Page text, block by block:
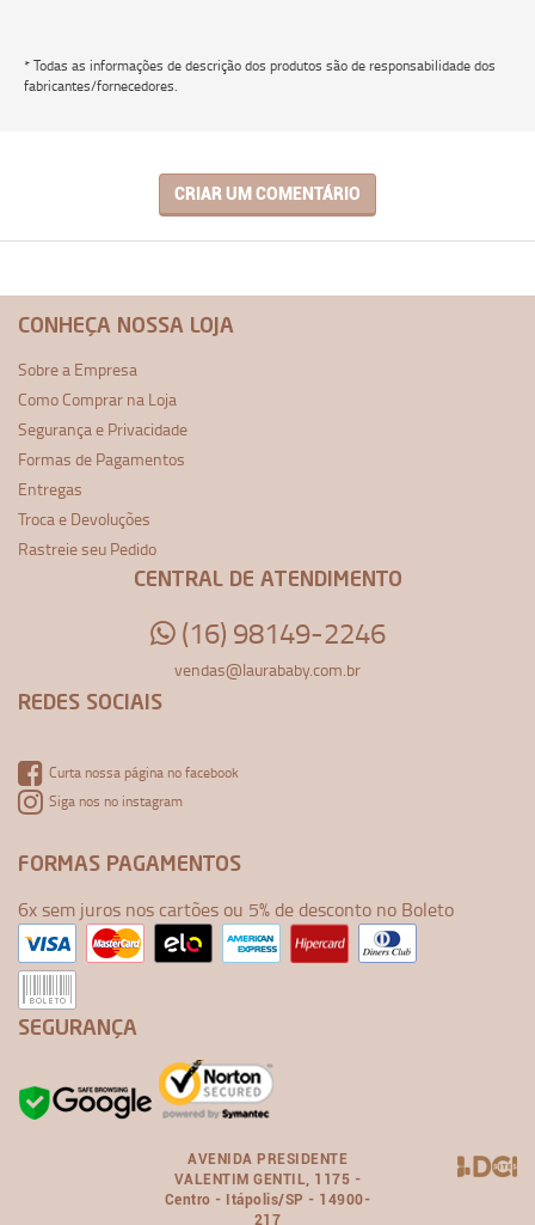
* Todas as informações de descrição dos produtos são de responsabilidade dos
fabricantes/fornecedores.
CRIAR UM COMENTÁRIO
CONHEÇA NOSSA LOJA
Sobre a Empresa
Como Comprar na Loja
Segurança e Privacidade
Formas de Pagamentos
Entregas
Troca e Devoluções
Rastreie seu Pedido
CENTRAL DE ATENDIMENTO
(16) 98149-2246
vendas@laurababy.com.br
REDES SOCIAIS
Curta nossa página no facebook
Siga nos no instagram
FORMAS PAGAMENTOS
6x sem juros nos cartões ou 5% de desconto no Boleto
SEGURANÇA
AVENIDA PRESIDENTE
VALENTIM GENTIL, 1175 -
Centro - Itápolis/SP - 14900-
217